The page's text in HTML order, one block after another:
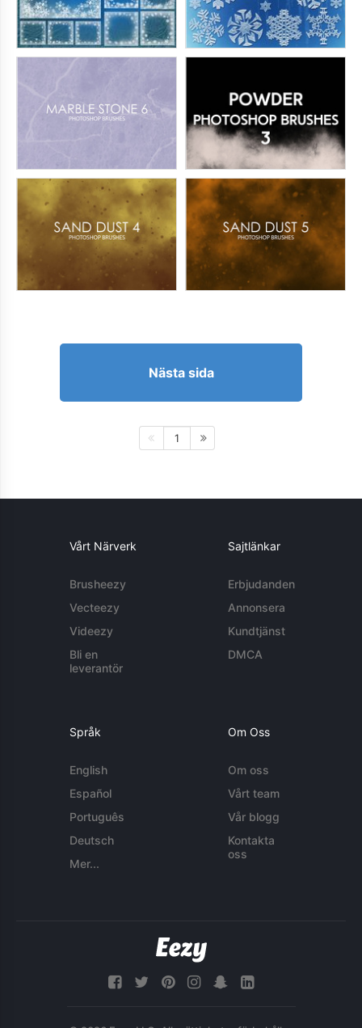
Nästa sida
1
Vårt Närverk
Brusheezy
Vecteezy
Videezy
Bli en
leverantör
Sajtlänkar
Erbjudanden
Annonsera
Kundtjänst
DMCA
Språk
English
Español
Português
Deutsch
Mer...
Om Oss
Om oss
Vårt team
Vår blogg
Kontakta
oss